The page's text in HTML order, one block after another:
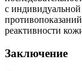
с
реактивности
Заключение